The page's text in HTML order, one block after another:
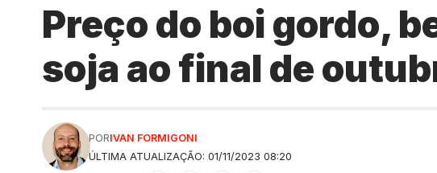
Preço do boi gordo,
soja ao final de
ÚLTIMA ATUALIZAÇÃO: 01/11/2023 08:20
PORIVAN FORMIGONI